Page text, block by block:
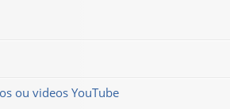
ou videos YouTube